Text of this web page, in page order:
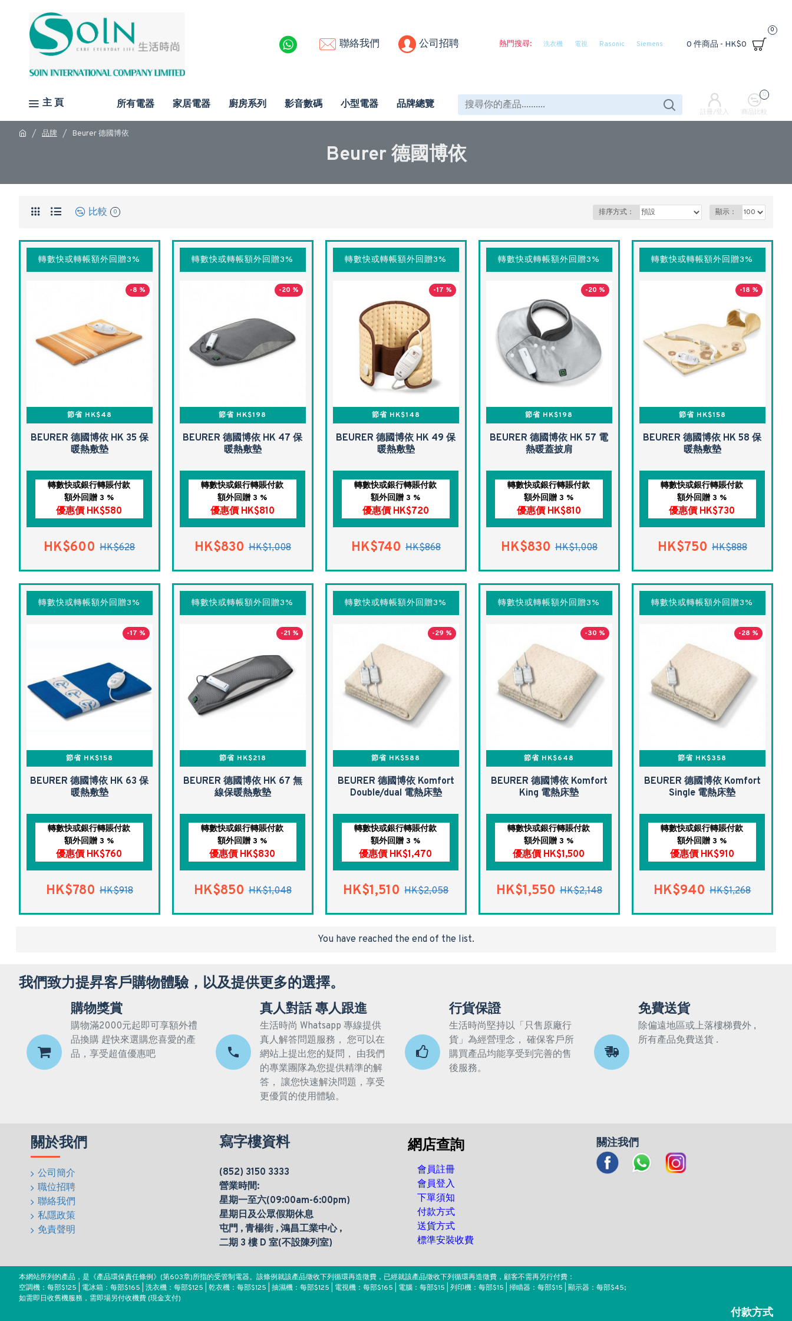
聯絡我們 公司招聘 熱門搜尋: 洗衣機 電視 Rasonic Siemens 0 件商品 - HK$0
0
主 頁 所有電器 家居電器 廚房系列 影音數碼 小型電器 品牌總覽
註冊/登入 商品比較
0
品牌 Beurer 德國博依
Beurer 德國博依
比較 0 排序方式： 顯示：
轉數快或轉帳額外回贈3%
-8 %
節省 HK$48
BEURER 德國博依 HK 35 保
暖熱敷墊
轉數快或銀行轉賬付款
額外回贈 3 %
優惠價 HK$580
HK$600 HK$628
轉數快或轉帳額外回贈3%
-20 %
節省 HK$198
BEURER 德國博依 HK 47 保
暖熱敷墊
轉數快或銀行轉賬付款
額外回贈 3 %
優惠價 HK$810
HK$830 HK$1,008
轉數快或轉帳額外回贈3%
-17 %
節省 HK$148
BEURER 德國博依 HK 49 保
暖熱敷墊
轉數快或銀行轉賬付款
額外回贈 3 %
優惠價 HK$720
HK$740 HK$868
轉數快或轉帳額外回贈3%
-20 %
節省 HK$198
BEURER 德國博依 HK 57 電
熱暖蓋披肩
轉數快或銀行轉賬付款
額外回贈 3 %
優惠價 HK$810
HK$830 HK$1,008
轉數快或轉帳額外回贈3%
-18 %
節省 HK$158
BEURER 德國博依 HK 58 保
暖熱敷墊
轉數快或銀行轉賬付款
額外回贈 3 %
優惠價 HK$730
HK$750 HK$888
轉數快或轉帳額外回贈3%
-17 %
節省 HK$158
BEURER 德國博依 HK 63 保
暖熱敷墊
轉數快或銀行轉賬付款
額外回贈 3 %
優惠價 HK$760
HK$780 HK$918
轉數快或轉帳額外回贈3%
-21 %
節省 HK$218
BEURER 德國博依 HK 67 無
線保暖熱敷墊
轉數快或銀行轉賬付款
額外回贈 3 %
優惠價 HK$830
HK$850 HK$1,048
轉數快或轉帳額外回贈3%
-29 %
節省 HK$588
BEURER 德國博依 Komfort
Double/dual 電熱床墊
轉數快或銀行轉賬付款
額外回贈 3 %
優惠價 HK$1,470
HK$1,510 HK$2,058
轉數快或轉帳額外回贈3%
-30 %
節省 HK$648
BEURER 德國博依 Komfort
King 電熱床墊
轉數快或銀行轉賬付款
額外回贈 3 %
優惠價 HK$1,500
HK$1,550 HK$2,148
轉數快或轉帳額外回贈3%
-28 %
節省 HK$358
BEURER 德國博依 Komfort
Single 電熱床墊
轉數快或銀行轉賬付款
額外回贈 3 %
優惠價 HK$910
HK$940 HK$1,268
You have reached the end of the list.
我們致力提昇客戶購物體驗，以及提供更多的選擇。
購物獎賞
購物滿2000元起即可享額外禮
品換購 趕快來選購您喜愛的產
品，享受超值優惠吧
真人對話 專人跟進
生活時尚 Whatsapp 專線提供
真人解答問題服務， 您可以在
網站上提出您的疑問， 由我們
的專業團隊為您提供精準的解
答， 讓您快速解決問題，享受
更優質的使用體驗。
行貨保證
生活時尚堅持以「只售原廠行
貨」為經營理念， 確保客戶所
購買產品均能享受到完善的售
後服務。
免費送貨
除偏遠地區或上落樓梯費外 ,
所有產品免費送貨 .
關於我們
公司簡介
職位招聘
聯絡我們
私隱政策
免責聲明
寫字樓資料
(852) 3150 3333
營業時間:
星期一至六(09:00am-6:00pm)
星期日及公眾假期休息
屯門 , 青楊街 , 鴻昌工業中心 ,
二期 3 樓 D 室(不設陳列室)
網店查詢
會員註冊
會員登入
下單須知
付款方式
送貨方式
標準安裝收費
關注我們
本網站所列的產品，是《產品環保責任條例》(第603章)所指的受管制電器。該條例就該產品徵收下列循環再造徵費，已經就該產品徵收下列循環再造徵費，顧客不需再另行付費：
空調機：每部$125 | 電冰箱：每部$165 | 洗衣機：每部$125 | 乾衣機：每部$125 | 抽濕機：每部$125 | 電視機：每部$165 | 電腦：每部$15 | 列印機：每部$15 | 掃瞄器：每部$15 | 顯示器：每部$45;
如需即日收舊機服務，需即場另付收機費 (現金支付)
付款方式